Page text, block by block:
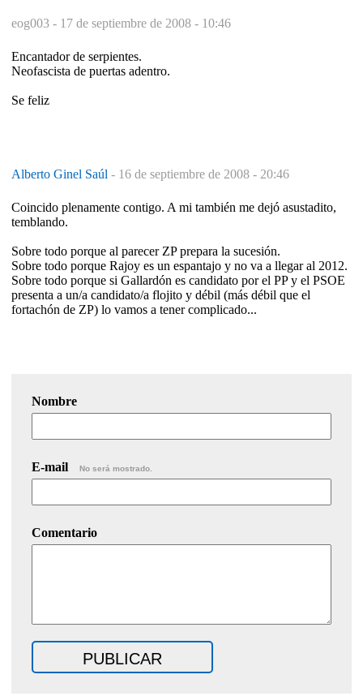
eog003 - 17 de septiembre de 2008 - 10:46
Encantador de serpientes.
Neofascista de puertas adentro.
Se feliz
Alberto Ginel Saúl - 16 de septiembre de 2008 - 20:46
Coincido plenamente contigo. A mi también me dejó asustadito,
temblando.
Sobre todo porque al parecer ZP prepara la sucesión.
Sobre todo porque Rajoy es un espantajo y no va a llegar al 2012.
Sobre todo porque si Gallardón es candidato por el PP y el PSOE
presenta a un/a candidato/a flojito y débil (más débil que el
fortachón de ZP) lo vamos a tener complicado...
Nombre
E-mail No será mostrado.
Comentario